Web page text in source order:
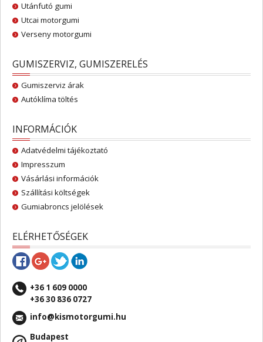
Utánfutó gumi
Utcai motorgumi
Verseny motorgumi
GUMISZERVIZ, GUMISZERELÉS
Gumiszerviz árak
Autóklíma töltés
INFORMÁCIÓK
Adatvédelmi tájékoztató
Impresszum
Vásárlási információk
Szállítási költségek
Gumiabroncs jelölések
ELÉRHETŐSÉGEK
+36 1 609 0000
+36 30 836 0727
info@kismotorgumi.hu
Budapest